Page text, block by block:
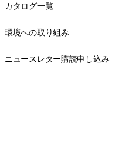
カタログ一覧
環境への取り組み
ニュースレター購読申し込み